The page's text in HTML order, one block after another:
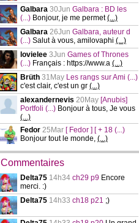
Galbara 30Jun Galbara : BD les
(...) Bonjour, je me permet(...)
Galbara 26Jun Galbara, auteur d
(...) Salut à vous, amilovaphi (...)
lovielee 3Jun Games of Thrones
(...) Français : https://www.a (...)
Brüth 31May Les rangs sur Ami (...)
c'est clair, c'est un gr (...)
alexandernevis 20May [Anubis]
Portfoli (...) Bonjour à tous, Je vous
(...)
Fedor 25Mar [ Fedor ] [ + 18 (...)
Bonjour tout le monde, (...)
Commentaires
Delta75 14h34 ch29 p9 Encore
merci. :)
Delta75 14h33 ch18 p21 ;)